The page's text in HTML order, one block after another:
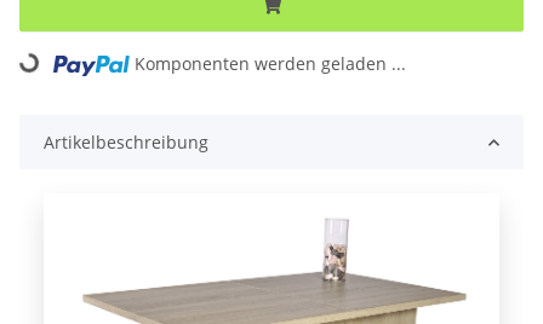
Komponenten werden geladen ...
Artikelbeschreibung